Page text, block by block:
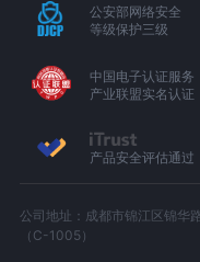
公安部网络安全
等级保护三级
中国电子认证服务
产业联盟实名认证
产品安全评估通过
公司地址：成都市锦江区锦华
（C-1005）